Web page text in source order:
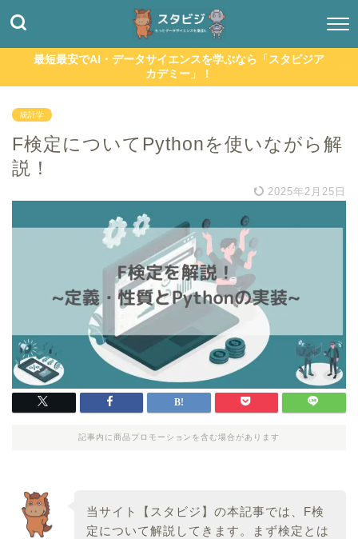
最短最安でAI・データサイエンスを学ぶなら「スタビジア
カデミー」！
統計学
F検定についてPythonを使いながら解
説！
2025年2月25日
記事内に商品プロモーションを含む場合があります
当サイト【スタビジ】の本記事では、F検
定について解説してきます。まず検定とは